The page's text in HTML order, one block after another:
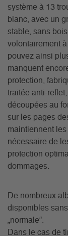
système à 13
blanc, avec un
stable, sans
volontairement
pouvez ainsi
manquent
protection,
traitée anti-
découpées au
sur les pages
maintiennent
nécessaire de
protection
dommages.
De nombreux
disponibles
„normale“.
Dans le cas de